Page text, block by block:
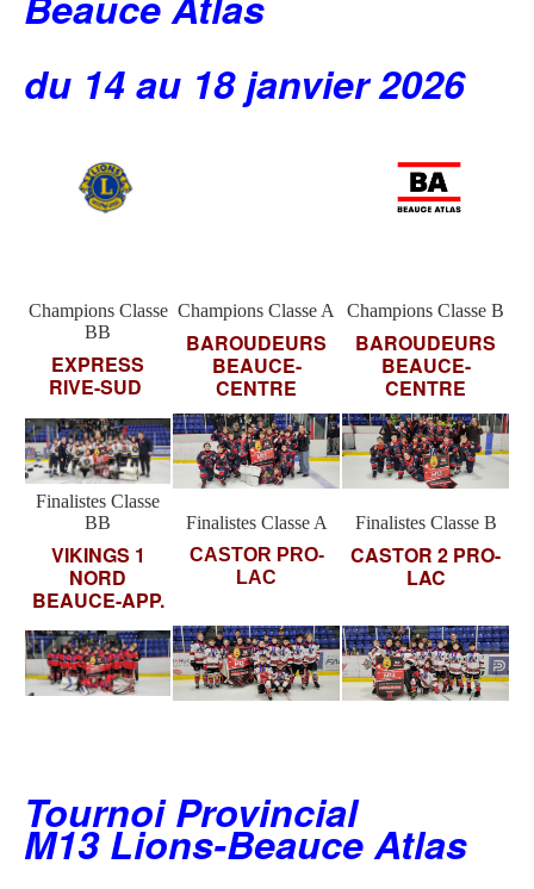
du 14 au 18 janvier 2026
Champions Classe
BB
EXPRESS
RIVE-SUD
Champions Classe A
BAROUDEURS
BEAUCE-
CENTRE
Champions Classe B
BAROUDEURS
BEAUCE-
CENTRE
Finalistes Classe
BB
VIKINGS 1
NORD
BEAUCE-APP.
Finalistes Classe A
CASTOR PRO-
LAC
Finalistes Classe B
CASTOR 2 PRO-
LAC
Tournoi Provincial
M13 Lions-Beauce Atlas